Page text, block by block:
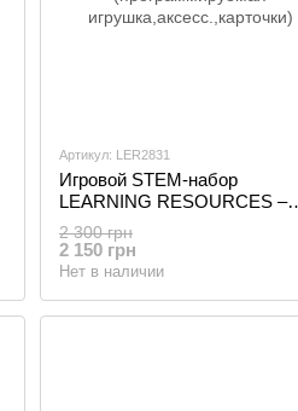
Артикул: LER2831
Игровой STEM-набор
LEARNING RESOURCES –
МЫШКА В ЛАБИРИНТЕ
(программируемая
игрушка,аксесс.,карточки)
2 300 грн
2 150 грн
Нет в наличии